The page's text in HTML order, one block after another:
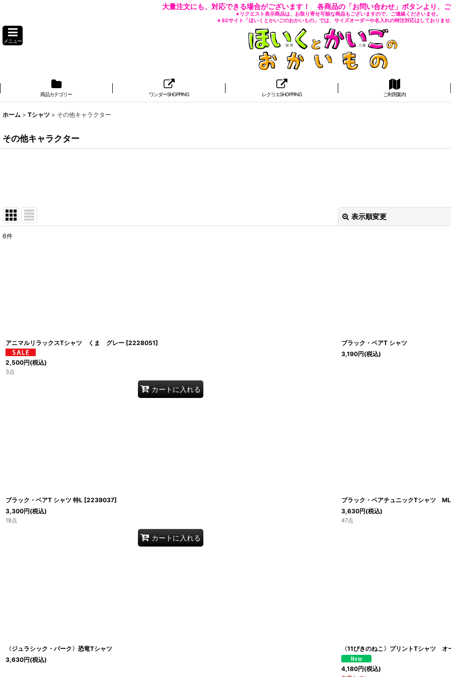
大量注文にも、対応できる場合がございます！ 各商品の「お問い合わせ」ボタンより、ご
※リクエスト表示商品は、お取り寄せ可能な商品もございますので、ご連絡くださいませ。
※ ECサイト「ほいくとかいごのおかいもの」では、サイズオーダーや名入れの特注対応はしておりませ
メニュー
商品カテゴリー ワンダーSHOPPING レクリエSHOPPING ご利用案内
ホーム > Tシャツ > その他キャラクター
その他キャラクター
表示順変更
6件
アニマルリラックスTシャツ くま グレー [2228051]
2,500円(税込)
3点
カートに入れる
ブラック・ベアT シャツ
3,190円(税込)
ブラック・ベアT シャツ 特L [2239037]
3,300円(税込)
18点
カートに入れる
ブラック・ベアチュニックTシャツ ML
3,630円(税込)
47点
〈ジュラシック・パーク〉恐竜Tシャツ
3,630円(税込)
〈11ぴきのねこ〉プリントTシャツ オ
4,180円(税込)